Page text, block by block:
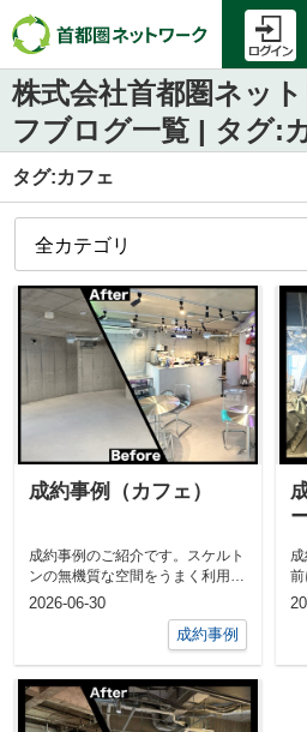
株式会社首都圏ネッ
フブログ一覧 | タグ:
タグ:カフェ
成約事例（カフェ）
成約事例のご紹介です。スケルト
ンの無機質な空間をうまく利用し
てお洒落なカフェが誕生しまし
2026-06-30
成約事例
前